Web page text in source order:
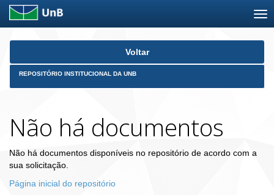
Skip
Voltar
REPOSITÓRIO INSTITUCIONAL DA UNB
Não há documentos
Não há documentos disponíveis no repositório de acordo com a
sua solicitação.
Página inicial do repositório